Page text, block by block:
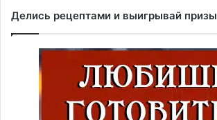
Делись рецептами и выигрывай призы